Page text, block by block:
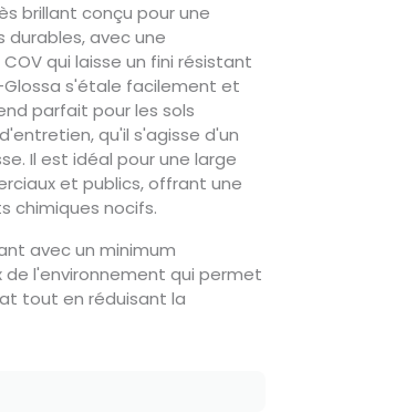
brillant conçu pour une
avec une
qui laisse un fini résistant
Glossa s'étale facilement et
parfait pour les sols
qu'il s'agisse d'un
Il est idéal pour une large
et publics, offrant une
chimiques nocifs.
avec un minimum
l'environnement qui permet
tout en réduisant la